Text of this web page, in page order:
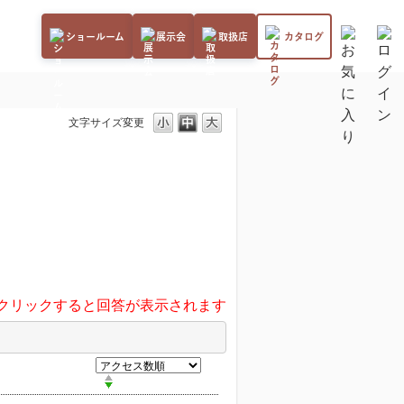
ショールーム 展示会 取扱店 カタログ
文字サイズ変更
リックすると回答が表示されます